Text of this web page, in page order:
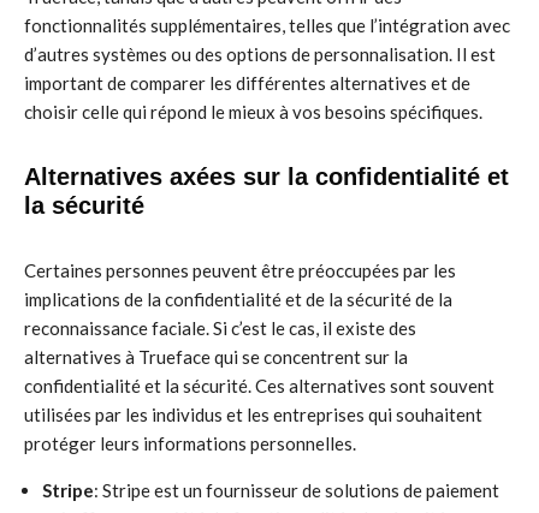
fonctionnalités supplémentaires, telles que l’intégration avec
d’autres systèmes ou des options de personnalisation. Il est
important de comparer les différentes alternatives et de
choisir celle qui répond le mieux à vos besoins spécifiques.
Alternatives axées sur la confidentialité et
la sécurité
Certaines personnes peuvent être préoccupées par les
implications de la confidentialité et de la sécurité de la
reconnaissance faciale. Si c’est le cas, il existe des
alternatives à Trueface qui se concentrent sur la
confidentialité et la sécurité. Ces alternatives sont souvent
utilisées par les individus et les entreprises qui souhaitent
protéger leurs informations personnelles.
Stripe: Stripe est un fournisseur de solutions de paiement